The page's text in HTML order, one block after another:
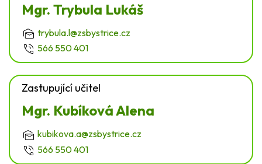
Mgr. Trybula Lukáš
trybula.l@zsbystrice.cz
566 550 401
Zastupující učitel
Mgr. Kubíková Alena
kubikova.a@zsbystrice.cz
566 550 401